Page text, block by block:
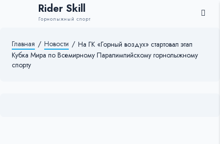
Rider Skill
Горнолыжный спорт
Главная / Новости / На ГК «Горный воздух» стартовал этап
Кубка Мира по Всемирному Паралимпийскому горнолыжному
спорту